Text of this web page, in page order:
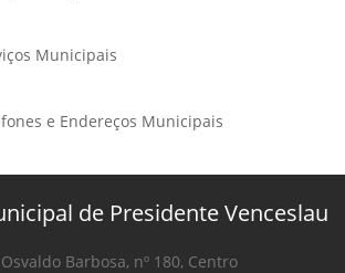
Municipais
e Endereços Municipais
de Presidente Venceslau
Barbosa, nº 180, Centro